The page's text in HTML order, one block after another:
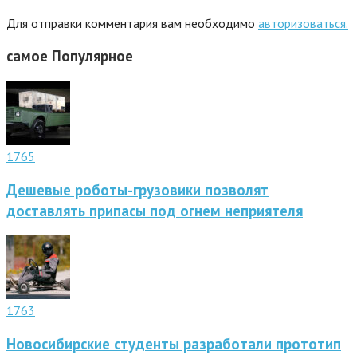
Для отправки комментария вам необходимо авторизоваться.
самое Популярное
1765
Дешевые роботы-грузовики позволят
доставлять припасы под огнем неприятеля
1763
Новосибирские студенты разработали прототип